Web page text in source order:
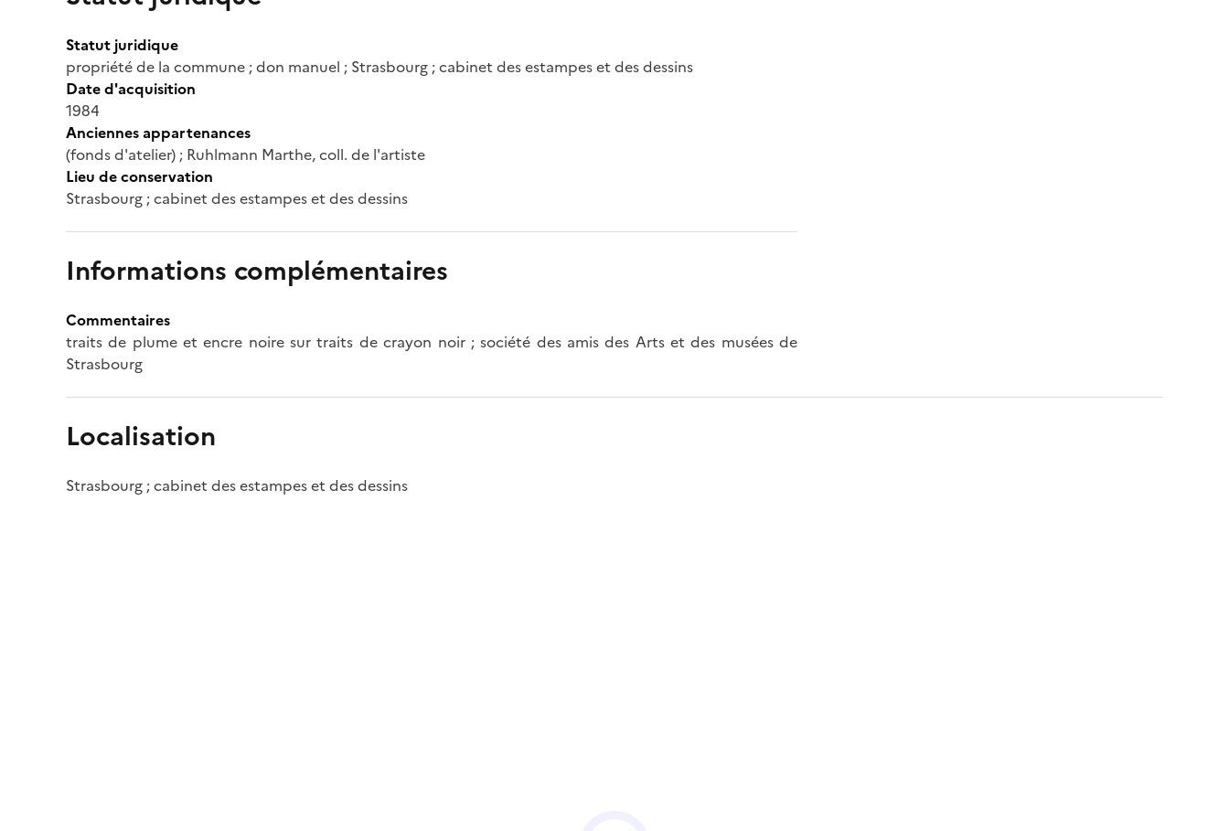
Statut juridique
propriété de la commune ; don manuel ; Strasbourg ; cabinet des estampes et des dessins
Date d'acquisition
1984
Anciennes appartenances
(fonds d'atelier) ; Ruhlmann Marthe, coll. de l'artiste
Lieu de conservation
Strasbourg ; cabinet des estampes et des dessins
Informations complémentaires
Commentaires
traits de plume et encre noire sur traits de crayon noir ; société des amis des Arts et des musées de
Strasbourg
Localisation
Strasbourg ; cabinet des estampes et des dessins